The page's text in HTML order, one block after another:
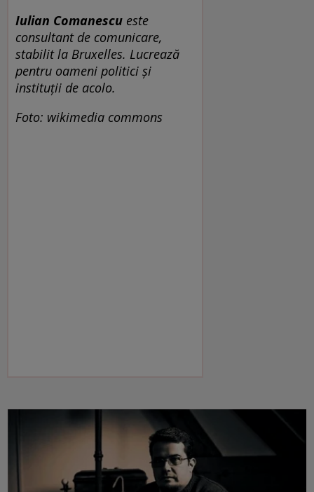
Iulian Comanescu este
consultant de comunicare,
stabilit la Bruxelles. Lucrează
pentru oameni politici și
instituții de acolo.
Foto: wikimedia commons